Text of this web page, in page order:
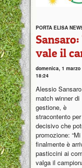
PORTA ELISA
vale il
domenica, 1 marzo
18:24
Alessio Sansaro
match winner di
gestione, è
stracontento
decisivo che
promozione:
finalmente è
pasticcini ai
valga il